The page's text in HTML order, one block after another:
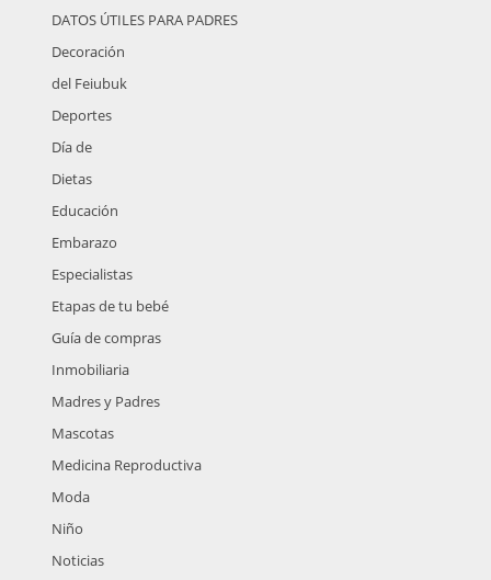
DATOS ÚTILES PARA PADRES
Decoración
del Feiubuk
Deportes
Día de
Dietas
Educación
Embarazo
Especialistas
Etapas de tu bebé
Guía de compras
Inmobiliaria
Madres y Padres
Mascotas
Medicina Reproductiva
Moda
Niño
Noticias